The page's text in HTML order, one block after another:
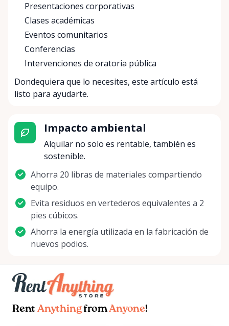
Presentaciones corporativas
Clases académicas
Eventos comunitarios
Conferencias
Intervenciones de oratoria pública
Dondequiera que lo necesites, este artículo está
listo para ayudarte.
Impacto ambiental
Alquilar no solo es rentable, también es
sostenible.
Ahorra 20 libras de materiales compartiendo
equipo.
Evita residuos en vertederos equivalentes a 2
pies cúbicos.
Ahorra la energía utilizada en la fabricación de
nuevos podios.
Rent AnythingfromAnyone!